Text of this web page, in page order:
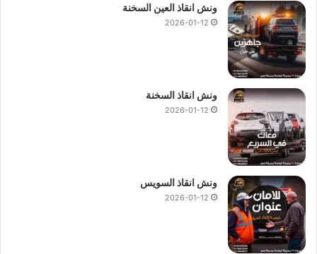
ونش انقاذ العين السخنة
2026-01-12
ونش انقاذ السخنة
2026-01-12
ونش انقاذ السويس
2026-01-12